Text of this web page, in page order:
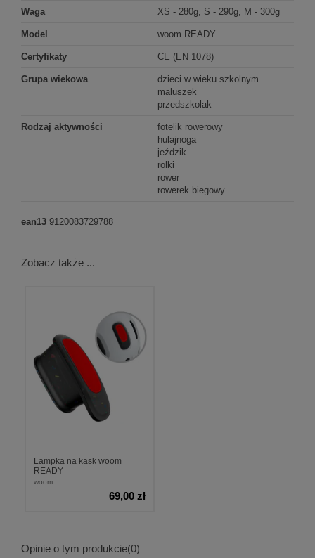
Waga XS - 280g, S - 290g, M - 300g
Model woom READY
Certyfikaty CE (EN 1078)
Grupa wiekowa
dzieci w wieku szkolnym
maluszek
przedszkolak
Rodzaj aktywności
fotelik rowerowy
hulajnoga
jeździk
rolki
rower
rowerek biegowy
ean13 9120083729788
Zobacz także ...
Lampka na kask woom
READY
woom
69,00 zł
Opinie o tym produkcie(0)